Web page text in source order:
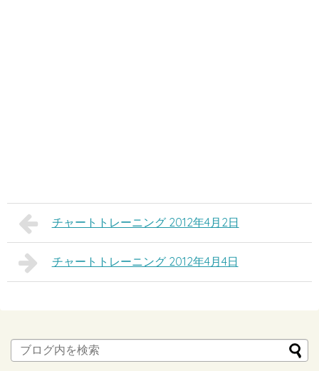
チャートトレーニング 2012年4月2日
チャートトレーニング 2012年4月4日